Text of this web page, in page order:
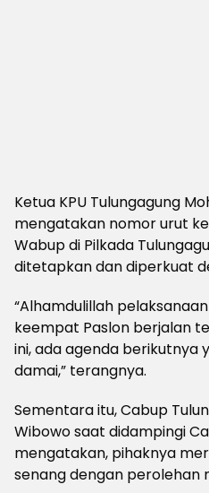
Ketua KPU Tulungagung
mengatakan nomor urut
Wabup di Pilkada
ditetapkan dan diperkuat
“Alhamdulillah
keempat Paslon berjalan
ini, ada agenda berikutnya
damai,” terangnya.
Sementara itu, Cabup
Wibowo saat didampingi
mengatakan, pihaknya
senang dengan perolehan